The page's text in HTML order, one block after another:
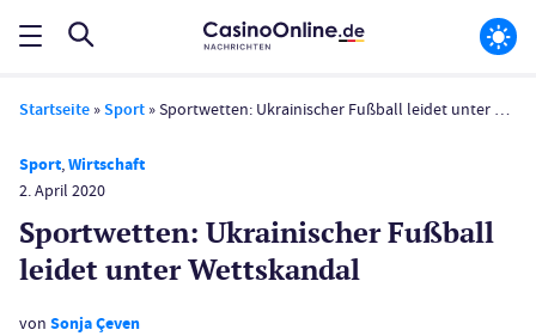
Startseite »Sport »Sportwetten: Ukrainischer Fußball leidet unter Wettskandal
Sport,Wirtschaft
2. April 2020
Sportwetten: Ukrainischer Fußball
leidet unter Wettskandal
von Sonja Çeven